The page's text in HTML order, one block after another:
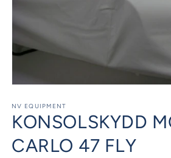
1
i
modalfönster
NV EQUIPMENT
KONSOLSKYDD
CARLO 47 FLY